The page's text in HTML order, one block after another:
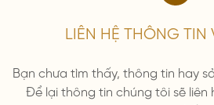
LIÊN HỆ THÔNG TIN
Bạn chưa tìm thấy, thông tin hay
Để lại thông tin chúng tôi sẽ liên